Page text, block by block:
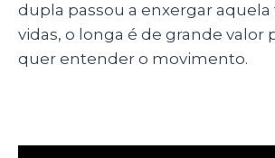
dupla passou a enxergar aquela
vidas, o longa é de grande valor
quer entender o movimento.